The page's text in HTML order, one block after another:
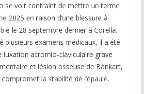
se voit contraint de mettre un terme
2025 en raison d’une blessure à
le 28 septembre dernier à Corella.
plusieurs examens médicaux, il a été
luxation acromio-claviculaire grave
et lésion osseuse de Bankart,
la stabilité de l’épaule.